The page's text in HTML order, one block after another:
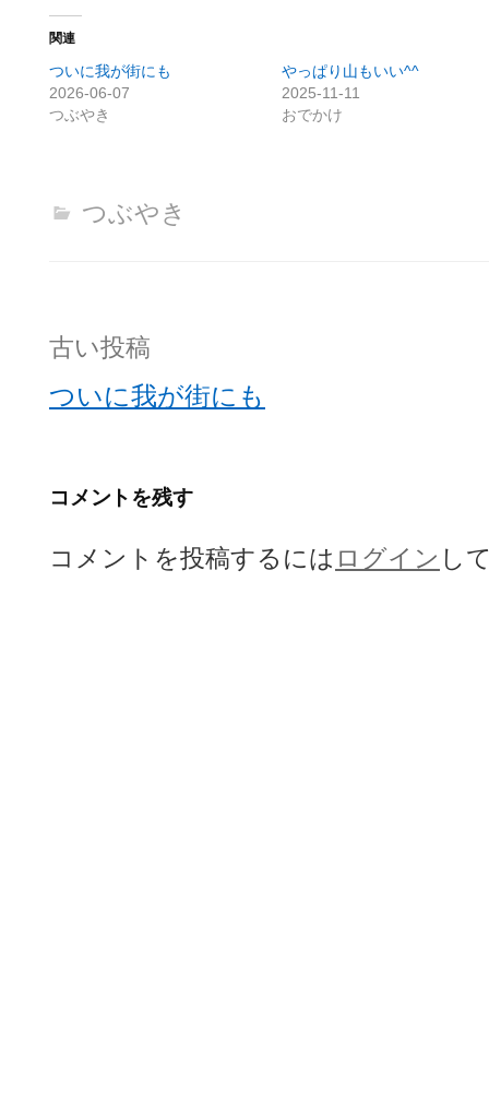
関連
ついに我が街にも
2026-06-07
つぶやき
やっぱり山もいい^^
2025-11-11
おでかけ
つぶやき
投
稿
ー
古い投稿
ついに我が街にも
コメントを残す
コメントを投稿するには ログイン し